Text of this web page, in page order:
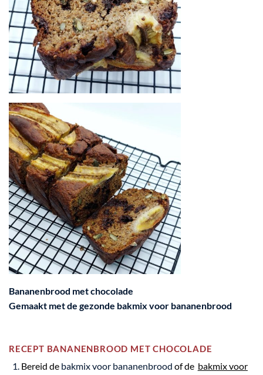
Bananenbrood met chocolade
Gemaakt met de gezonde bakmix voor bananenbrood
RECEPT BANANENBROOD MET CHOCOLADE
Bereid de bakmix voor bananenbrood of de bakmix voor